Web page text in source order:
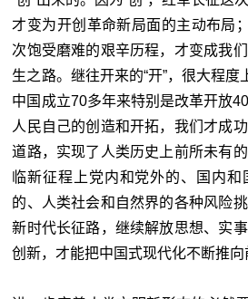
才变为开创革命新局面的主动布局
次饱受磨难的艰辛历程，才变成我
生之路。继往开来的“开”，很大程度
中国成立70多年来特别是改革开放
人民自己的创造和开拓，我们才成
道路，实现了人类历史上前所未有
临新征程上党内和党外的、国内
的、人类社会和自然界的各种风险
新时代长征路，继续解放思想、实
创新，才能把中国式现代化不断推向